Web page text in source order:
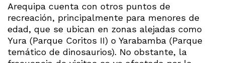
Arequipa cuenta con otros puntos de
recreación, principalmente para menores de
edad, que se ubican en zonas alejadas como
Yura (Parque Coritos II) o Yarabamba (Parque
temático de dinosaurios). No obstante, la